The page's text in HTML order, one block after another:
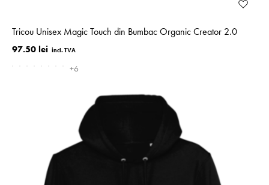
Tricou Unisex Magic Touch din Bumbac Organic Creator 2.0
97.50 lei
+6